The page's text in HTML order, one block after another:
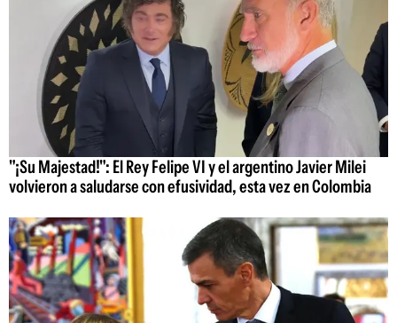
"¡Su Majestad!": El Rey Felipe VI y el argentino Javier Milei
volvieron a saludarse con efusividad, esta vez en Colombia